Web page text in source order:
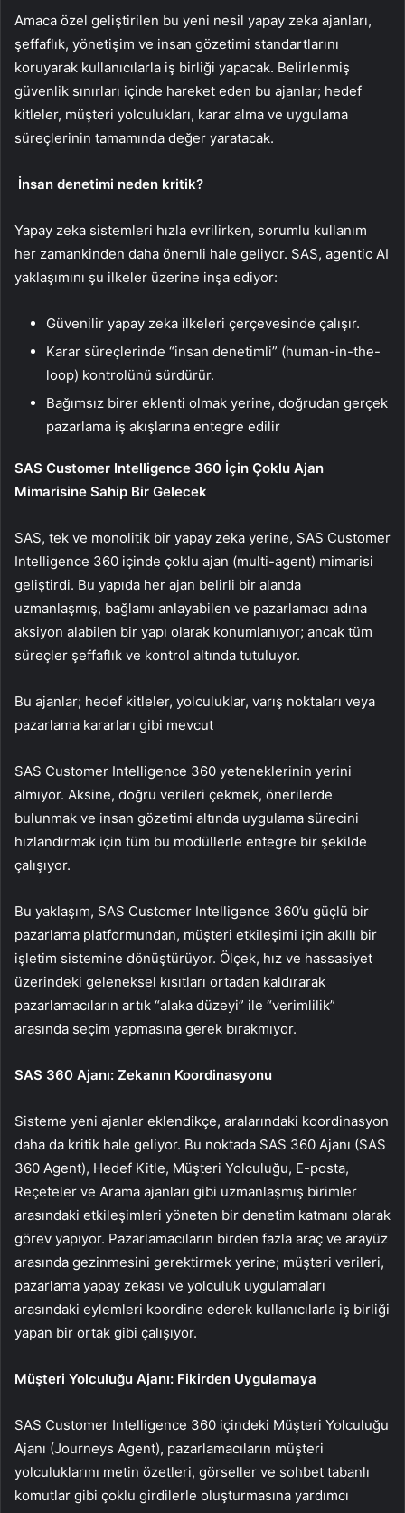
Amaca özel geliştirilen bu yeni nesil yapay zeka ajanları,
şeffaflık, yönetişim ve insan gözetimi standartlarını
koruyarak kullanıcılarla iş birliği yapacak. Belirlenmiş
güvenlik sınırları içinde hareket eden bu ajanlar; hedef
kitleler, müşteri yolculukları, karar alma ve uygulama
süreçlerinin tamamında değer yaratacak.
İnsan denetimi neden kritik?
Yapay zeka sistemleri hızla evrilirken, sorumlu kullanım
her zamankinden daha önemli hale geliyor. SAS, agentic AI
yaklaşımını şu ilkeler üzerine inşa ediyor:
Güvenilir yapay zeka ilkeleri çerçevesinde çalışır.
Karar süreçlerinde “insan denetimli” (human-in-the-
loop) kontrolünü sürdürür.
Bağımsız birer eklenti olmak yerine, doğrudan gerçek
pazarlama iş akışlarına entegre edilir
SAS Customer Intelligence 360 İçin Çoklu Ajan
Mimarisine Sahip Bir Gelecek
SAS, tek ve monolitik bir yapay zeka yerine, SAS Customer
Intelligence 360 içinde çoklu ajan (multi-agent) mimarisi
geliştirdi. Bu yapıda her ajan belirli bir alanda
uzmanlaşmış, bağlamı anlayabilen ve pazarlamacı adına
aksiyon alabilen bir yapı olarak konumlanıyor; ancak tüm
süreçler şeffaflık ve kontrol altında tutuluyor.
Bu ajanlar; hedef kitleler, yolculuklar, varış noktaları veya
pazarlama kararları gibi mevcut
SAS Customer Intelligence 360 yeteneklerinin yerini
almıyor. Aksine, doğru verileri çekmek, önerilerde
bulunmak ve insan gözetimi altında uygulama sürecini
hızlandırmak için tüm bu modüllerle entegre bir şekilde
çalışıyor.
Bu yaklaşım, SAS Customer Intelligence 360’u güçlü bir
pazarlama platformundan, müşteri etkileşimi için akıllı bir
işletim sistemine dönüştürüyor. Ölçek, hız ve hassasiyet
üzerindeki geleneksel kısıtları ortadan kaldırarak
pazarlamacıların artık “alaka düzeyi” ile “verimlilik”
arasında seçim yapmasına gerek bırakmıyor.
SAS 360 Ajanı: Zekanın Koordinasyonu
Sisteme yeni ajanlar eklendikçe, aralarındaki koordinasyon
daha da kritik hale geliyor. Bu noktada SAS 360 Ajanı (SAS
360 Agent), Hedef Kitle, Müşteri Yolculuğu, E-posta,
Reçeteler ve Arama ajanları gibi uzmanlaşmış birimler
arasındaki etkileşimleri yöneten bir denetim katmanı olarak
görev yapıyor. Pazarlamacıların birden fazla araç ve arayüz
arasında gezinmesini gerektirmek yerine; müşteri verileri,
pazarlama yapay zekası ve yolculuk uygulamaları
arasındaki eylemleri koordine ederek kullanıcılarla iş birliği
yapan bir ortak gibi çalışıyor.
Müşteri Yolculuğu Ajanı: Fikirden Uygulamaya
SAS Customer Intelligence 360 içindeki Müşteri Yolculuğu
Ajanı (Journeys Agent), pazarlamacıların müşteri
yolculuklarını metin özetleri, görseller ve sohbet tabanlı
komutlar gibi çoklu girdilerle oluşturmasına yardımcı